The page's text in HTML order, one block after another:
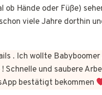
Hände oder Füße)
viele Jahre dorthin
. Ich wollte
Schnelle und saubere
bestätigt bekommen